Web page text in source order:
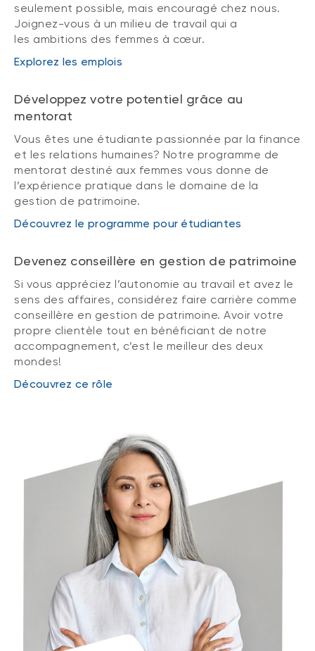
seulement possible, mais encouragé chez nous.
Joignez-vous à un milieu de travail qui a
les ambitions des femmes à cœur.
Explorez les emplois
Développez votre potentiel grâce au
mentorat
Vous êtes une étudiante passionnée par la finance
et les relations humaines? Notre programme de
mentorat destiné aux femmes vous donne de
l’expérience pratique dans le domaine de la
gestion de patrimoine.
Découvrez le programme pour étudiantes
Devenez conseillère en gestion de patrimoine
Si vous appréciez l’autonomie au travail et avez le
sens des affaires, considérez faire carrière comme
conseillère en gestion de patrimoine. Avoir votre
propre clientèle tout en bénéficiant de notre
accompagnement, c’est le meilleur des deux
mondes!
Découvrez ce rôle